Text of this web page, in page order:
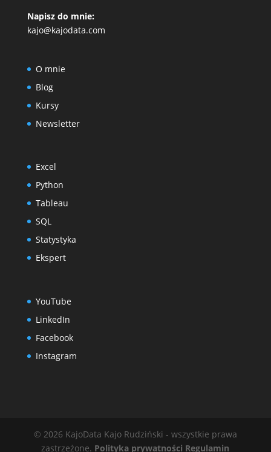
Napisz do mnie:
kajo@kajodata.com
O mnie
Blog
Kursy
Newsletter
Excel
Python
Tableau
SQL
Statystyka
Ekspert
YouTube
LinkedIn
Facebook
Instagram
© 2026 KajoData Kajo Rudziński - wszystkie prawa
zastrzeżone. Polityka prywatności Regulamin